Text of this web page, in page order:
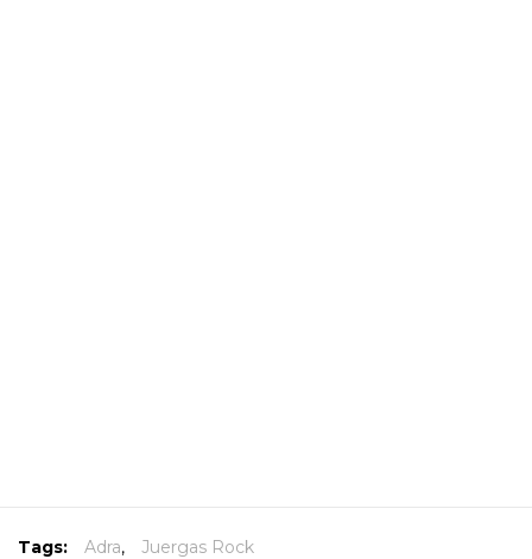
Tags: Adra, Juergas Rock